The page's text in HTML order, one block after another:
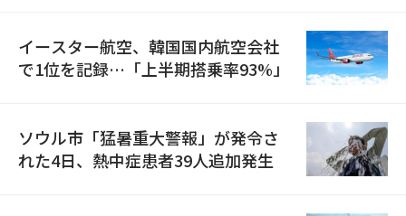
イースター航空、韓国国内航空会社
で1位を記録…「上半期搭乗率93%」
ソウル市「猛暑重大警報」が発令さ
れた4日、熱中症患者39人追加発生